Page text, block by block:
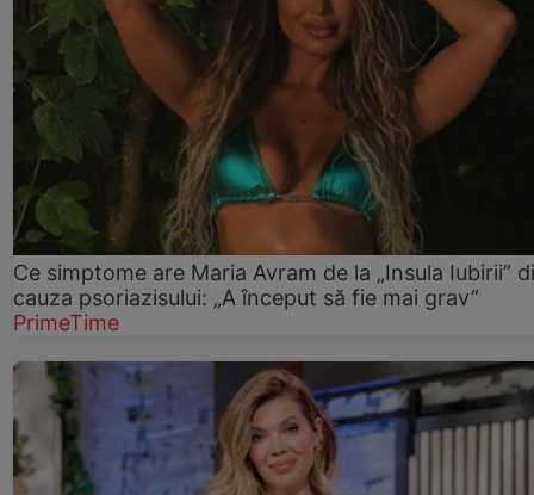
Ce simptome are Maria Avram de la „Insula Iubirii”
cauza psoriazisului: „A început să fie mai grav”
PrimeTime